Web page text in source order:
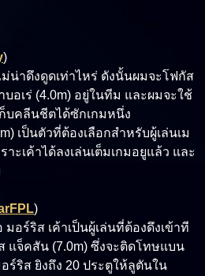
)
ม่น่าดึงดูดเท่าไหร่ ดังนั้นผมจะโฟกัส
อเร่ (4.0m) อยู่ในทีม และผมจะใช้
ก็บคลีนชีตได้ซักเกมหนึ่ง
เป็นตัวที่ต้องเลือกสำหรับผู้เล่นเม
าะเค้าได้ลงเล่นเต็มเกมอยูแล้ว และ
)
อร์ริส เค้าเป็นผู้เล่นที่ต้องดึงเข้าที
จ็คสัน (7.0m) ซึ่งจะติดโทษแบน
ร์ริส ยิงถึง 20 ประตูให้ลูตันใน